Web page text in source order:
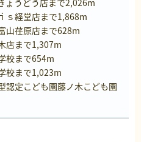
経堂店まで1,868m
荏原店まで628m
店まで1,307m
校まで654m
校まで1,023m
定こども園藤ノ木こども園